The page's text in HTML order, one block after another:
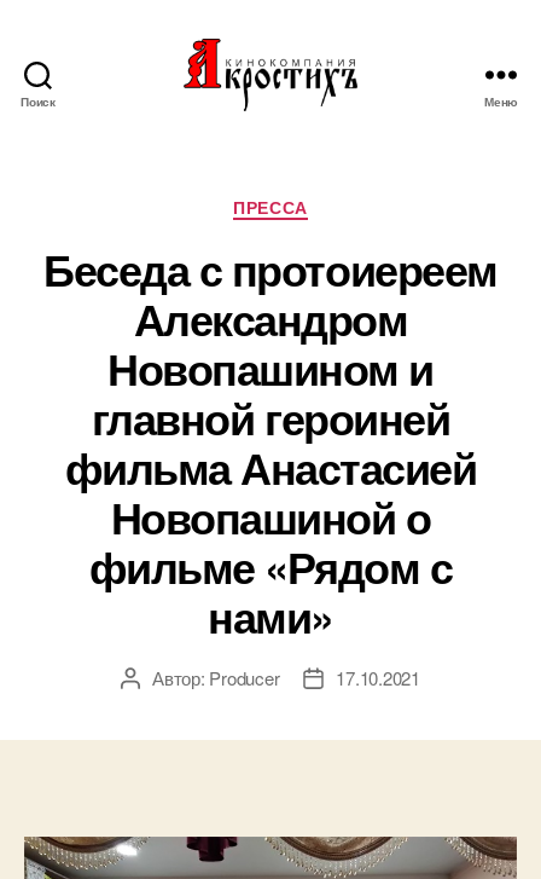
Поиск Меню
Рубрики
ПРЕССА
Беседа с протоиереем
Александром
Новопашином и
главной героиней
фильма Анастасией
Новопашиной о
фильме «Рядом с
нами»
АвторАвтор: Producer
Дата17.10.2021